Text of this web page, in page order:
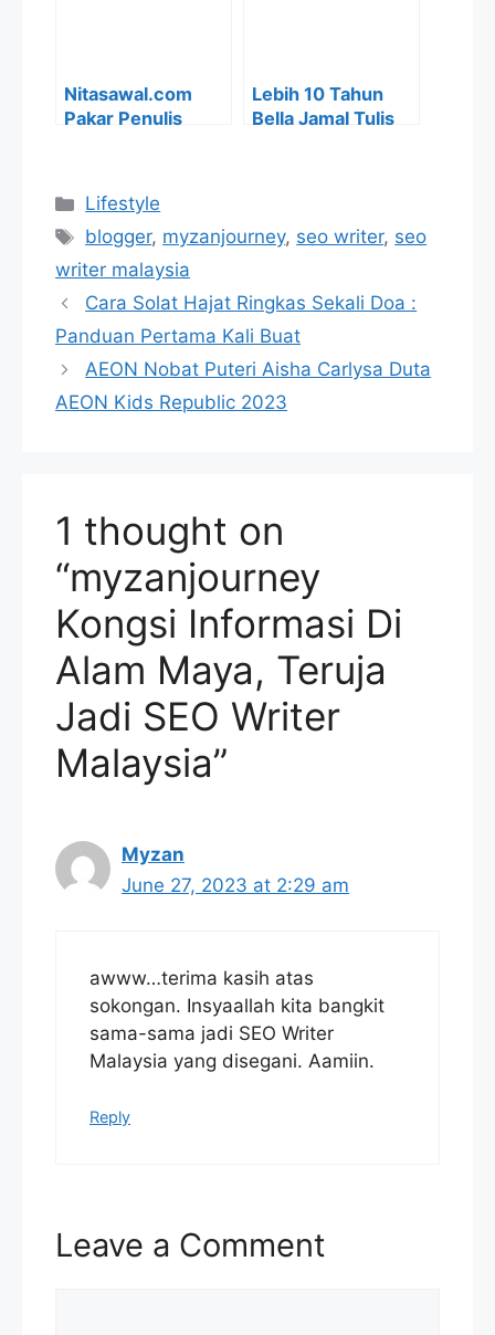
Nitasawal.com
Pakar Penulis
Bergelar SEO
Writer Malaysia
Lebih 10 Tahun
Bella Jamal Tulis
Categories
Lifestyle
Tags
blogger, myzanjourney, seo writer, seo
writer malaysia
Cara Solat Hajat Ringkas Sekali Doa :
Panduan Pertama Kali Buat
AEON Nobat Puteri Aisha Carlysa Duta
AEON Kids Republic 2023
1 thought on
“myzanjourney
Kongsi Informasi Di
Alam Maya, Teruja
Jadi SEO Writer
Malaysia”
Myzan
June 27, 2023 at 2:29 am
awww…terima kasih atas
sokongan. Insyaallah kita bangkit
sama-sama jadi SEO Writer
Malaysia yang disegani. Aamiin.
Reply
Leave a Comment